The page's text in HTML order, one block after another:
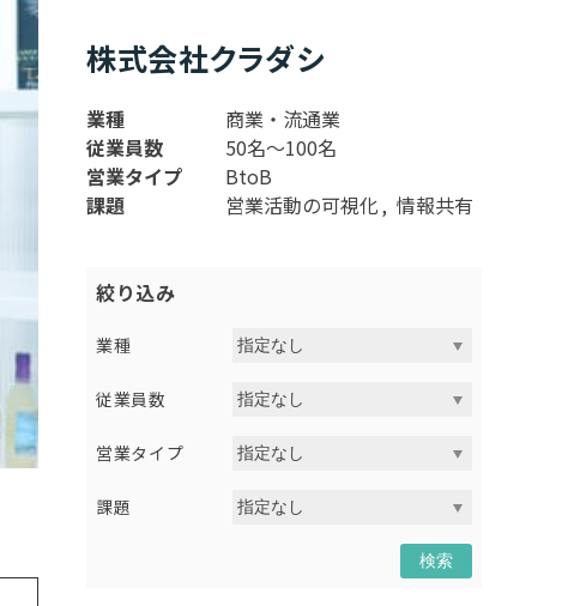
株式会社クラダシ
業種
商業・流通業
従業員数
50名〜100名
営業タイプ
BtoB
課題
営業活動の可視化 情報共有
絞り込み
業種
従業員数
営業タイプ
課題
検索